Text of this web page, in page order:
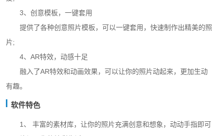
3、创意模板，一键套用
提供了各种创意照片模板，可以一键套用，快速制作出精美的照
片;
4、AR特效，动感十足
融入了AR特效和动画效果，可以让你的照片动起来，更加生动
有趣。
软件特色
1、 丰富的素材库，让你的照片充满创意和想象，动动手指即可